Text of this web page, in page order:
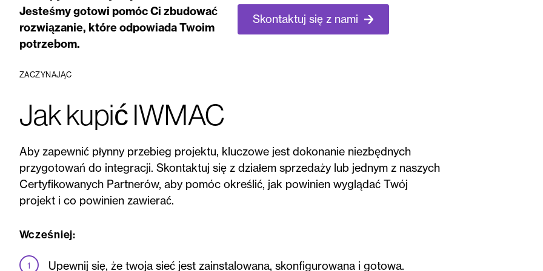
Jesteśmy gotowi pomóc Ci zbudować
rozwiązanie, które odpowiada Twoim
potrzebom.
Skontaktuj się z nami
ZACZYNAJĄC
Jak kupić IWMAC
Aby zapewnić płynny przebieg projektu, kluczowe jest dokonanie niezbędnych
przygotowań do integracji. Skontaktuj się z działem sprzedaży lub jednym z naszych
Certyfikowanych Partnerów, aby pomóc określić, jak powinien wyglądać Twój
projekt i co powinien zawierać.
Wcześniej:
Upewnij się, że twoja sieć jest zainstalowana, skonfigurowana i gotowa.